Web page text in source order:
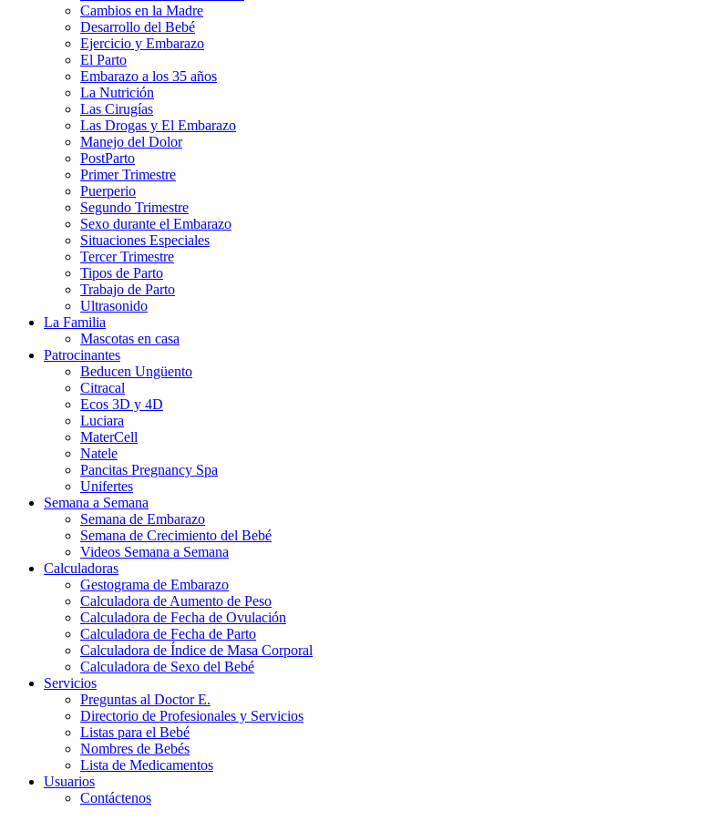
Cambios en la Madre
Desarrollo del Bebé
Ejercicio y Embarazo
El Parto
Embarazo a los 35 años
La Nutrición
Las Cirugías
Las Drogas y El Embarazo
Manejo del Dolor
PostParto
Primer Trimestre
Puerperio
Segundo Trimestre
Sexo durante el Embarazo
Situaciones Especiales
Tercer Trimestre
Tipos de Parto
Trabajo de Parto
Ultrasonido
La Familia
Mascotas en casa
Patrocinantes
Beducen Ungüento
Citracal
Ecos 3D y 4D
Luciara
MaterCell
Natele
Pancitas Pregnancy Spa
Unifertes
Semana a Semana
Semana de Embarazo
Semana de Crecimiento del Bebé
Videos Semana a Semana
Calculadoras
Gestograma de Embarazo
Calculadora de Aumento de Peso
Calculadora de Fecha de Ovulación
Calculadora de Fecha de Parto
Calculadora de Índice de Masa Corporal
Calculadora de Sexo del Bebé
Servicios
Preguntas al Doctor E.
Directorio de Profesionales y Servicios
Listas para el Bebé
Nombres de Bebés
Lista de Medicamentos
Usuarios
Contáctenos